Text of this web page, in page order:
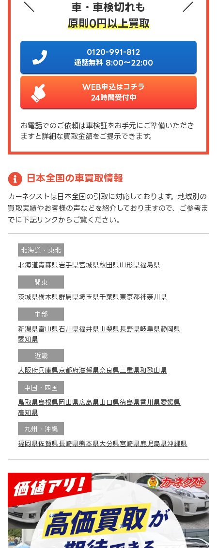
車・車検切れも
原則0円以上買取
0120-991-812
通話無料 8:00～22:00
WEB申込はコチラ
24時間受付中
お電話でのご依頼は車検証をお手元にご準備いただき
ますと詳細な買取金額をご提示できます。
日本全国の車買取情報
カーネクストは日本全国の引取に対応しております。地域別の
買取実績やお客様の声などを紹介しておりますので、ご参考ま
でに下記リンクからご覧ください。
北海道・東北
北海道青森県岩手県宮城県秋田県山形県福島県
関東
茨城県栃木県群馬県埼玉県千葉県東京都神奈川県
中部
新潟県富山県石川県福井県山梨県長野県岐阜県静岡県
愛知県
近畿
大阪府兵庫県京都府滋賀県奈良県 三重県和歌山県
中国・四国
鳥取県島根県 岡山県広島県山口県徳島県香川県愛媛県
高知県
九州・沖縄
福岡県佐賀県長崎県熊本県大分県宮崎県鹿児島県沖縄県